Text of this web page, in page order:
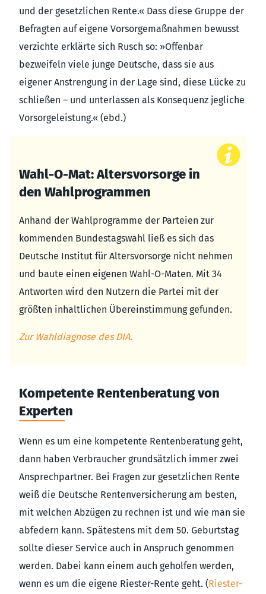
und der gesetzlichen Rente.« Dass diese Gruppe der
Befragten auf eigene Vorsorgemaßnahmen bewusst
verzichte erklärte sich Rusch so: »Offenbar
bezweifeln viele junge Deutsche, dass sie aus
eigener Anstrengung in der Lage sind, diese Lücke zu
schließen – und unterlassen als Konsequenz jegliche
Vorsorgeleistung.« (ebd.)
Wahl-O-Mat: Altersvorsorge in
den Wahlprogrammen
Anhand der Wahlprogramme der Parteien zur
kommenden Bundestagswahl ließ es sich das
Deutsche Institut für Altersvorsorge nicht nehmen
und baute einen eigenen Wahl-O-Maten. Mit 34
Antworten wird den Nutzern die Partei mit der
größten inhaltlichen Übereinstimmung gefunden.
Zur Wahldiagnose des DIA.
Kompetente Rentenberatung von
Experten
Wenn es um eine kompetente Rentenberatung geht,
dann haben Verbraucher grundsätzlich immer zwei
Ansprechpartner. Bei Fragen zur gesetzlichen Rente
weiß die Deutsche Rentenversicherung am besten,
mit welchen Abzügen zu rechnen ist und wie man sie
abfedern kann. Spätestens mit dem 50. Geburtstag
sollte dieser Service auch in Anspruch genommen
werden. Dabei kann einem auch geholfen werden,
wenn es um die eigene Riester-Rente geht. (Riester-